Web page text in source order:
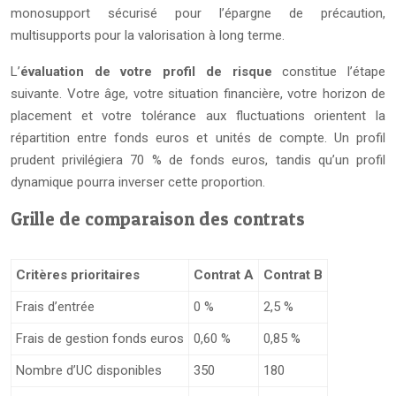
monosupport sécurisé pour l’épargne de précaution,
multisupports pour la valorisation à long terme.
L’évaluation de votre profil de risque constitue l’étape
suivante. Votre âge, votre situation financière, votre horizon de
placement et votre tolérance aux fluctuations orientent la
répartition entre fonds euros et unités de compte. Un profil
prudent privilégiera 70 % de fonds euros, tandis qu’un profil
dynamique pourra inverser cette proportion.
Grille de comparaison des contrats
Critères prioritaires Contrat A
Contrat B
Frais d’entrée
0 %
2,5 %
Frais de gestion fonds euros
0,60 %
0,85 %
Nombre d’UC disponibles
350
180